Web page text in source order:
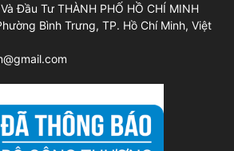
Đầu Tư THÀNH PHỐ HỒ CHÍ MINH
Bình Trưng, TP. Hồ Chí Minh, Việt